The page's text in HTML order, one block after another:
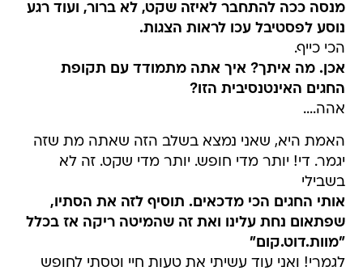
מנסה ככה להתחבר לאיזה שקט, לא ברור, ועוד רגע
נוסע לפסטיבל עכו לראות הצגות.
הכי כייף.
אכן. מה איתך? איך אתה מתמודד עם תקופת
החגים האינטנסיבית הזו?
אהה....
האמת היא, שאני נמצא בשלב הזה שאתה מת שזה
יגמר. די! יותר מדי חופש. יותר מדי שקט. זה לא
בשבילי
אותי החגים הכי מדכאים. תוסיף לזה את הסתיו,
שפתאום נחת עלינו ואת זה שהמיטה ריקה אז בכלל
"מוות.דוט.קום"
לגמרי! ואני עוד עשיתי את טעות חיי וטסתי לחופש